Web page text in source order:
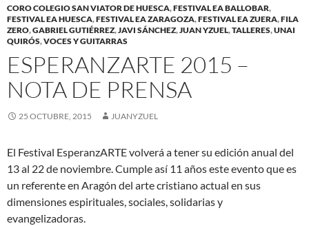
CORO COLEGIO SAN VIATOR DE HUESCA,FESTIVAL EA BALLOBAR,
FESTIVAL EA HUESCA,FESTIVAL EA ZARAGOZA,FESTIVAL EA ZUERA,FILA
ZERO,GABRIEL GUTIÉRREZ,JAVI SÁNCHEZ,JUAN YZUEL,TALLERES,UNAI
QUIRÓS,VOCES Y GUITARRAS
ESPERANZARTE 2015 –
NOTA DE PRENSA
25 OCTUBRE, 2015 JUANYZUEL
El Festival EsperanzARTE volverá a tener su edición anual del
13 al 22 de noviembre. Cumple así 11 años este evento que es
un referente en Aragón del arte cristiano actual en sus
dimensiones espirituales, sociales, solidarias y
evangelizadoras.